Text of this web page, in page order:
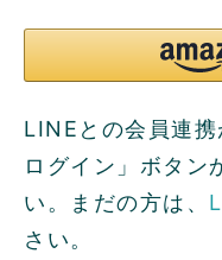
LINEとの会員連
ログイン」ボタン
い。まだの方は、
さい。